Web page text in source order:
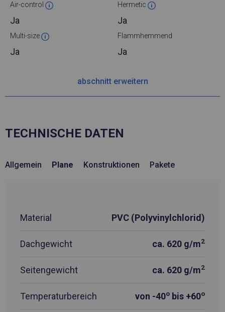
Air-control
Ja
Hermetic
Ja
Multi-size
Ja
Flammhemmend
Ja
abschnitt erweitern
TECHNISCHE DATEN
Allgemein Plane Konstruktionen Pakete
Material PVC (Polyvinylchlorid)
Dachgewicht ca. 620 g/m2
Seitengewicht ca. 620 g/m2
Temperaturbereich von -40o bis +60o